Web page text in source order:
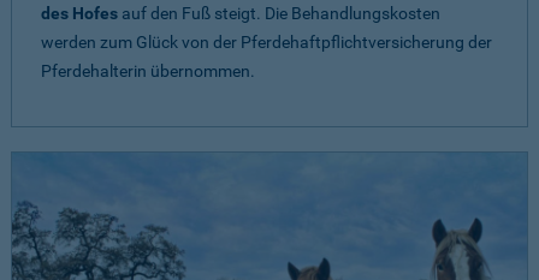
des Hofes auf den Fuß steigt. Die Behandlungskosten
werden zum Glück von der Pferdehaftpflichtversicherung der
Pferdehalterin übernommen.